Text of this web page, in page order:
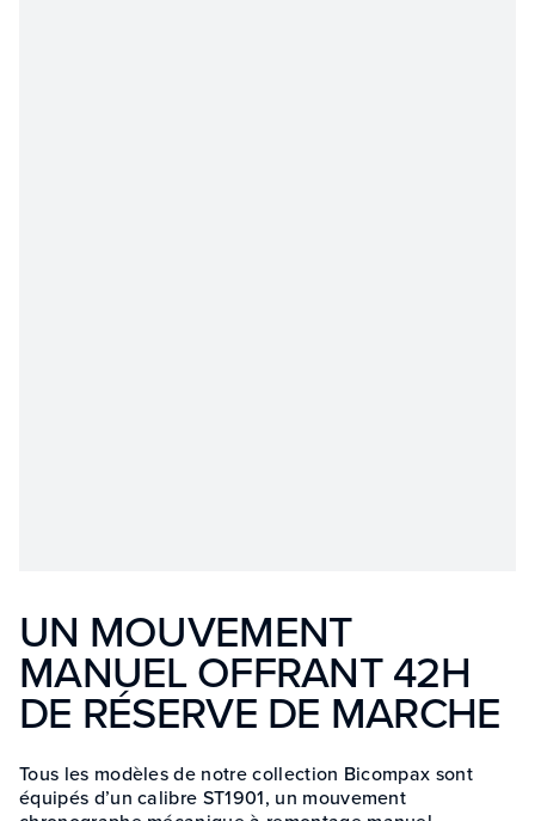
UN MOUVEMENT
MANUEL OFFRANT 42H
DE RÉSERVE DE MARCHE
Tous les modèles de notre collection Bicompax sont
équipés d’un calibre ST1901, un mouvement